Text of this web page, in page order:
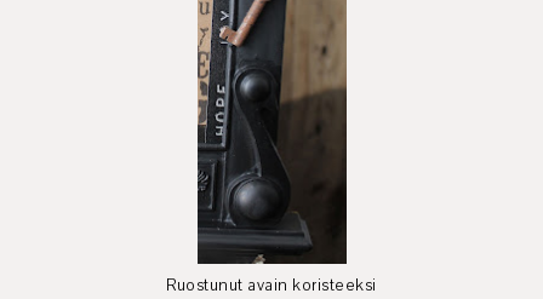
Ruostunut avain koristeeksi